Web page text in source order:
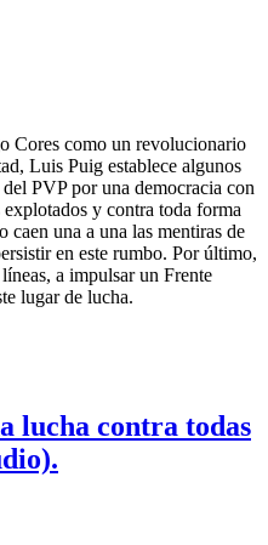
Cores como un revolucionario
Luis Puig establece algunos
PVP por una democracia con
y contra toda forma
una a una las mentiras de
en este rumbo. Por último,
a impulsar un Frente
lugar de lucha.
lucha contra todas